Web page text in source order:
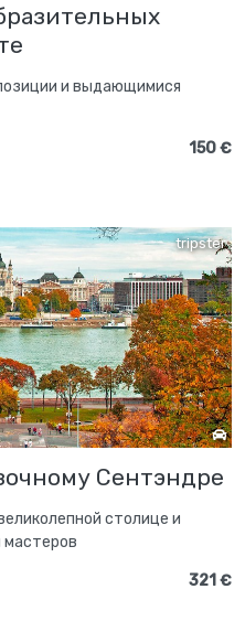
и выдающимися
150 €
tripster
Сентэндре
столице и
мастеров
321 €